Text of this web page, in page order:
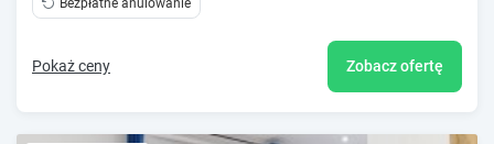
Bezpłatne anulowanie
Pokaż ceny Zobacz ofertę